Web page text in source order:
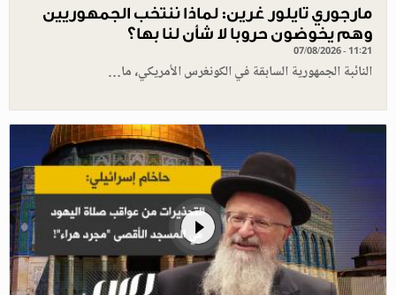
مارجوري تايلور غرين: لماذا ننتخب الجمهوريين
وهم يخوضون حروبا لا شأن لنا بها؟
07/08/2026 - 11:21
النائبة الجمهورية السابقة في الكونغرس الأمريكي، ما…